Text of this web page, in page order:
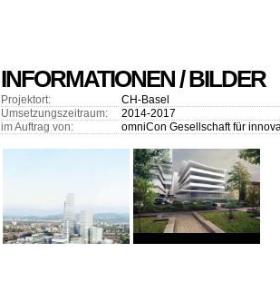
INFORMATIONEN / BILDER
Projektort:
CH-Basel
Umsetzungszeitraum:
2014-2017
im Auftrag von:
omniCon Gesellschaft für